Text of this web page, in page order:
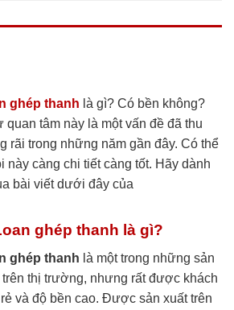
ghép thanh là gì? Có bền không?
quan tâm này là một vấn đề đã thu
rãi trong những năm gần đây. Có thể
này càng chi tiết càng tốt. Hãy dành
bài viết dưới đây của
ghép thanh là gì?
ghép thanh là một trong những sản
thị trường, nhưng rất được khách
và độ bền cao. Được sản xuất trên